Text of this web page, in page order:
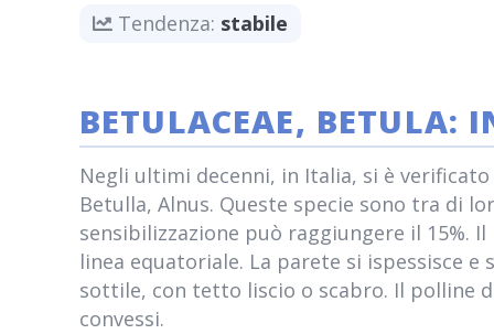
Tendenza: stabile
BETULACEAE, BETULA:
Negli ultimi decenni, in Italia, si è
Betulla, Alnus. Queste specie sono tra di
sensibilizzazione può raggiungere il
linea equatoriale. La parete si ispessisce
sottile, con tetto liscio o scabro. Il polline
convessi.